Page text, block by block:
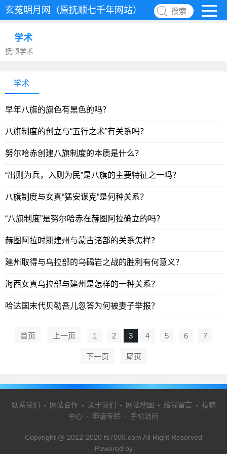
玄菟明月网（原抚顺七千年网站） 搜索
学术
抚顺学术
学术
早年八旗的旗色有黑色的吗？
八旗制度的创立与“五行之术”有关系吗？
努尔哈赤创建八旗制度的本质是什么？
“出则为兵，入则为民”是八旗的主要特征之一吗？
八旗制度与女真“猛安谋克”是何种关系？
“八旗制度”是努尔哈赤在赫图阿拉确立的吗？
赫图阿拉时期建州与蒙古诸部的关系怎样？
建州取得与乌拉部的乌碣岩之战的胜利有何意义？
海西女真乌拉部与建州是怎样的一种关系？
哈达国末代贝勒吾儿忽答为何被妻子举报？
首页 上一页 1 2 3 4 5 6 7
下一页 尾页
联系我们 - 网站合作- 关于我们 - 网站地图 - 给我留言 - 投稿
中心 - 申请专栏 - 手机访问
Copyright @ 2012-2020 fs7000.com All Right Reserved
Powered by